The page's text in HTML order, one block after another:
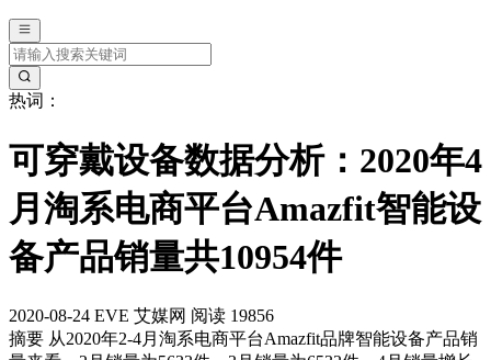
热词：
可穿戴设备数据分析：2020年4
月淘系电商平台Amazfit智能设
备产品销量共10954件
2020-08-24 EVE 艾媒网 阅读 19856
摘要 从2020年2-4月淘系电商平台Amazfit品牌智能设备产品销